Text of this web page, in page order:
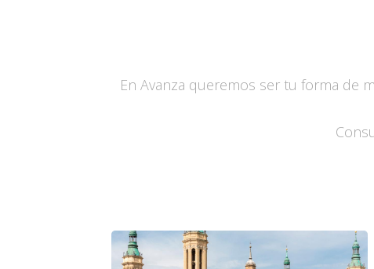
En Avanza queremos ser tu forma de